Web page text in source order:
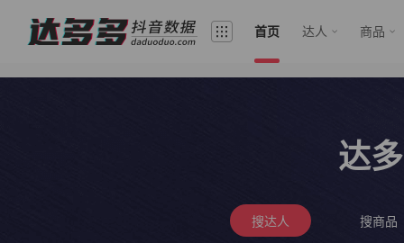
首页 达人 商品
达
搜达人 搜商品